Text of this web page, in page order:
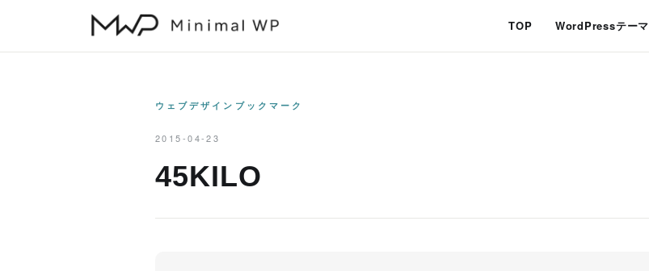
TOP WordPressテーマ
ウェブデザインブックマーク
2015-04-23
45KILO